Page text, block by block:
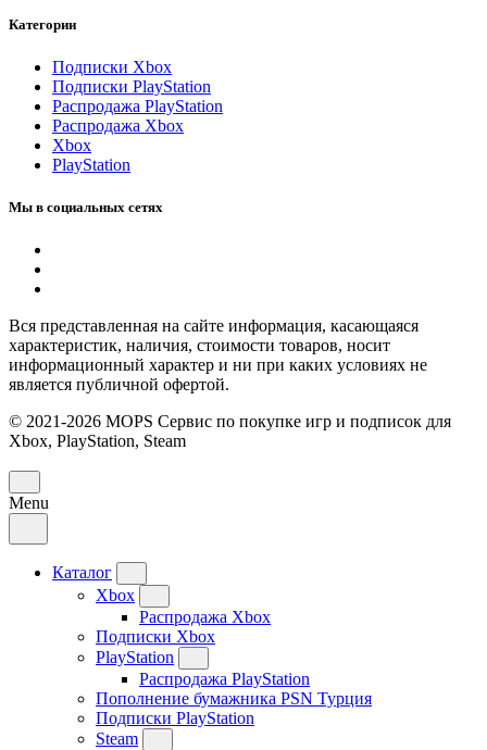
Категории
Подписки Xbox
Подписки PlayStation
Распродажа PlayStation
Распродажа Xbox
Xbox
PlayStation
Мы в социальных сетях
Вся представленная на сайте информация, касающаяся
характеристик, наличия, стоимости товаров, носит
информационный характер и ни при каких условиях не
является публичной офертой.
© 2021-2026 MOPS Сервис по покупке игр и подписок для
Xbox, PlayStation, Steam
Menu
Каталог
Xbox
Распродажа Xbox
Подписки Xbox
PlayStation
Распродажа PlayStation
Пополнение бумажника PSN Турция
Подписки PlayStation
Steam